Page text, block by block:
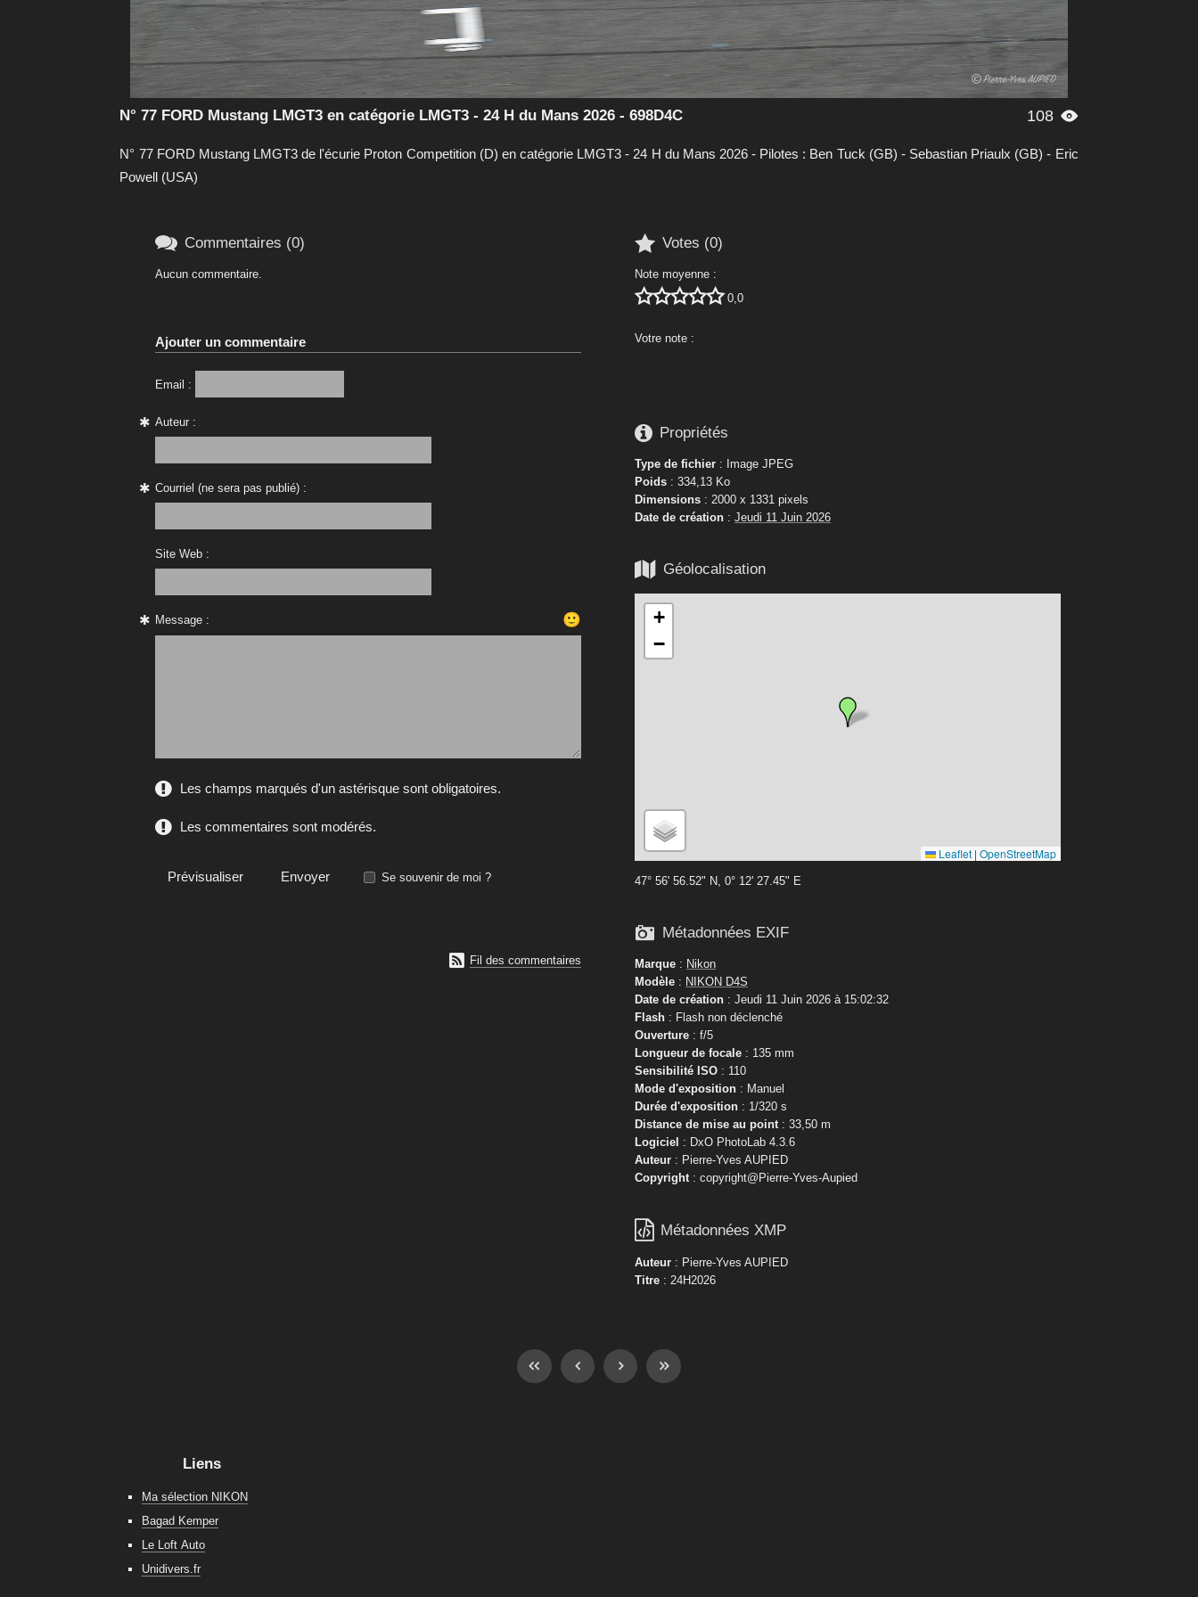
108 
N° 77 FORD Mustang LMGT3 en catégorie LMGT3 - 24 H du Mans 2026 - 698D4C
N° 77 FORD Mustang LMGT3 de l'écurie Proton Competition (D) en catégorie LMGT3 - 24 H du Mans 2026 - Pilotes : Ben Tuck (GB) - Sebastian Priaulx (GB) - Eric
Powell (USA)
 Votes (0)
Note moyenne :
 0,0
Votre note :
 Propriétés
Type de fichier : Image JPEG
Poids : 334,13 Ko
Dimensions : 2000 x 1331 pixels
Date de création : Jeudi 11 Juin 2026
 Géolocalisation
+
−
Leaflet | OpenStreetMap
47° 56' 56.52" N, 0° 12' 27.45" E
 Métadonnées EXIF
Marque : Nikon
Modèle : NIKON D4S
Date de création : Jeudi 11 Juin 2026 à 15:02:32
Flash : Flash non déclenché
Ouverture : f/5
Longueur de focale : 135 mm
Sensibilité ISO : 110
Mode d'exposition : Manuel
Durée d'exposition : 1/320 s
Distance de mise au point : 33,50 m
Logiciel : DxO PhotoLab 4.3.6
Auteur : Pierre-Yves AUPIED
Copyright : copyright@Pierre-Yves-Aupied
 Métadonnées XMP
Auteur : Pierre-Yves AUPIED
Titre : 24H2026
 Commentaires (0)
Aucun commentaire.
Ajouter un commentaire
Email :
Auteur :
Courriel (ne sera pas publié) :
Site Web :
Message : 🙂
Les champs marqués d'un astérisque sont obligatoires.
Les commentaires sont modérés.
Se souvenir de moi ?
 Fil des commentaires
Liens
Ma sélection NIKON
Bagad Kemper
Le Loft Auto
Unidivers.fr